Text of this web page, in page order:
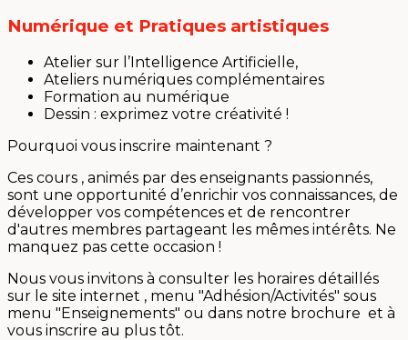
Numérique et Pratiques artistiques
Atelier sur l’Intelligence Artificielle,
Ateliers numériques complémentaires
Formation au numérique
Dessin : exprimez votre créativité !
Pourquoi vous inscrire maintenant ?
Ces cours , animés par des enseignants passionnés,
sont une opportunité d’enrichir vos connaissances, de
développer vos compétences et de rencontrer
d'autres membres partageant les mêmes intérêts. Ne
manquez pas cette occasion !
Nous vous invitons à consulter les horaires détaillés
sur le site internet , menu "Adhésion/Activités" sous
menu "Enseignements" ou dans notre brochure et à
vous inscrire au plus tôt.